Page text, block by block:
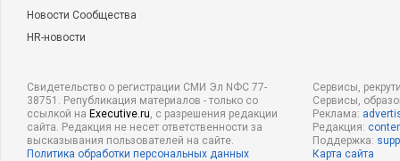
Новости Сообщества
HR-новости
Свидетельство о регистрации СМИ Эл NФС 77-
38751. Републикация материалов - только со
ссылкой на Executive.ru, с разрешения редакции
сайта. Редакция не несет ответственности за
высказывания пользователей на сайте.
Политика обработки персональных данных
Сервисы,
Сервисы,
Реклама:
Редакция:
Поддержка:
Карта сайта